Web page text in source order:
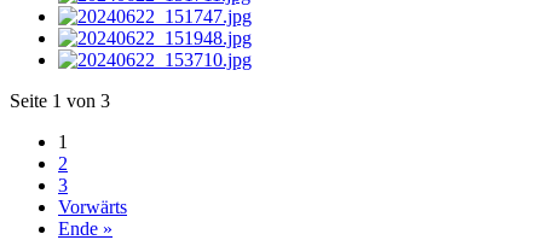
Seite 1 von 3
1
2
3
Vorwärts
Ende »